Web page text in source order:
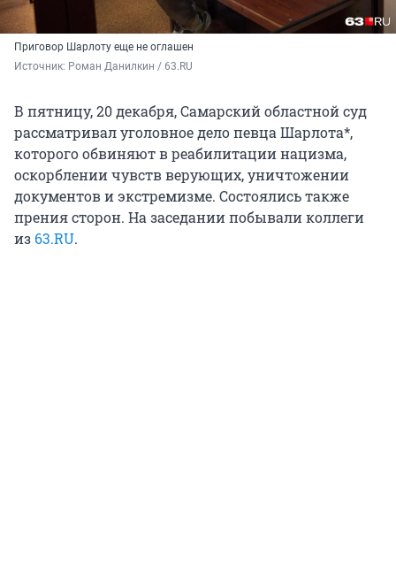
Приговор Шарлоту еще не оглашен
Источник: Роман Данилкин / 63.RU
В пятницу, 20 декабря, Самарский областной суд
рассматривал уголовное дело певца Шарлота*,
которого обвиняют в реабилитации нацизма,
оскорблении чувств верующих, уничтожении
документов и экстремизме. Состоялись также
прения сторон. На заседании побывали коллеги
из 63.RU.